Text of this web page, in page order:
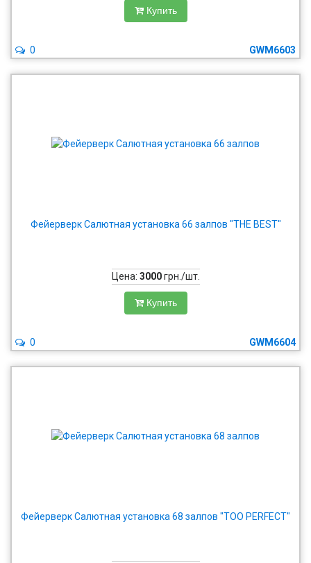
Купить
GWM6603
0
Фейерверк Салютная установка 66 залпов "THE BEST"
Цена: 3000грн./шт.
Купить
GWM6604
0
Фейерверк Салютная установка 68 залпов "TOO PERFECT"